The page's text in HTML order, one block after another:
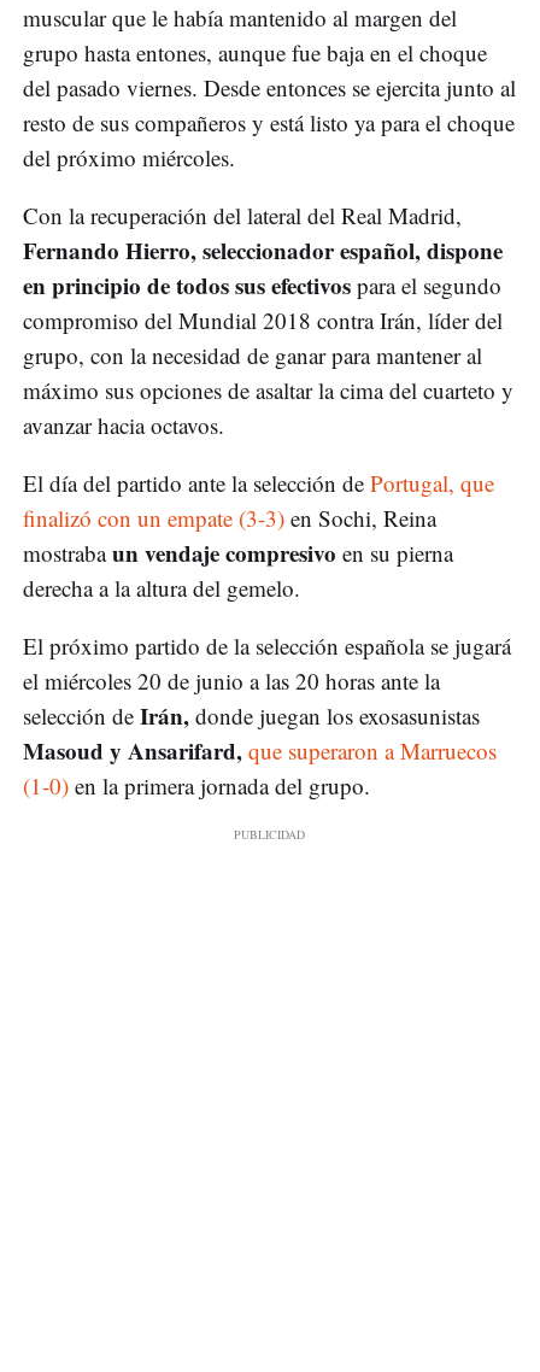
muscular que le había mantenido al margen del
grupo hasta entones, aunque fue baja en el choque
del pasado viernes. Desde entonces se ejercita junto al
resto de sus compañeros y está listo ya para el choque
del próximo miércoles.
Con la recuperación del lateral del Real Madrid,
Fernando Hierro, seleccionador español, dispone
en principio de todos sus efectivos para el segundo
compromiso del Mundial 2018 contra Irán, líder del
grupo, con la necesidad de ganar para mantener al
máximo sus opciones de asaltar la cima del cuarteto y
avanzar hacia octavos.
El día del partido ante la selección de Portugal, que
finalizó con un empate (3-3) en Sochi, Reina
mostrabaun vendaje compresivo en su pierna
derecha a la altura del gemelo.
El próximo partido de la selección española se jugará
el miércoles 20 de junio a las 20 horas ante la
selección de Irán, donde juegan los exosasunistas
Masoud y Ansarifard, que superaron a Marruecos
(1-0) en la primera jornada del grupo.